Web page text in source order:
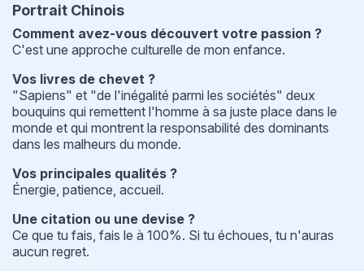
Portrait Chinois
Comment avez-vous découvert votre passion ?
C'est une approche culturelle de mon enfance.
Vos livres de chevet ?
"Sapiens" et "de l'inégalité parmi les sociétés" deux
bouquins qui remettent l'homme à sa juste place dans le
monde et qui montrent la responsabilité des dominants
dans les malheurs du monde.
Vos principales qualités ?
Énergie, patience, accueil.
Une citation ou une devise ?
Ce que tu fais, fais le à 100%. Si tu échoues, tu n'auras
aucun regret.